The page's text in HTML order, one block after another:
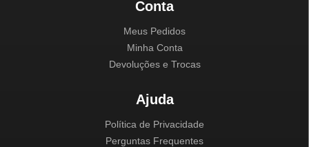
Conta
Meus Pedidos
Minha Conta
Devoluções e Trocas
Ajuda
Política de Privacidade
Perguntas Frequentes